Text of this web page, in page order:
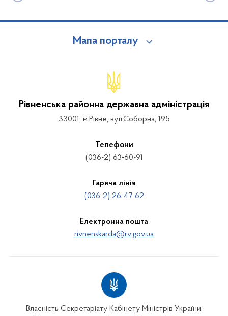
Мапа порталу
Рівненська районна державна адміністрація
33001, м.Рівне, вул.Соборна, 195
Телефони
(036-2) 63-60-91
Гаряча лінія
(036-2) 26-47-62
Електронна пошта
rivnenskarda@rv.gov.ua
Власність Секретаріату Кабінету Міністрів України.